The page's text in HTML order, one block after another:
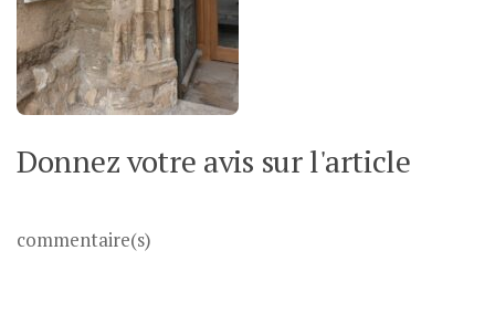
Donnez votre avis sur l'article
commentaire(s)